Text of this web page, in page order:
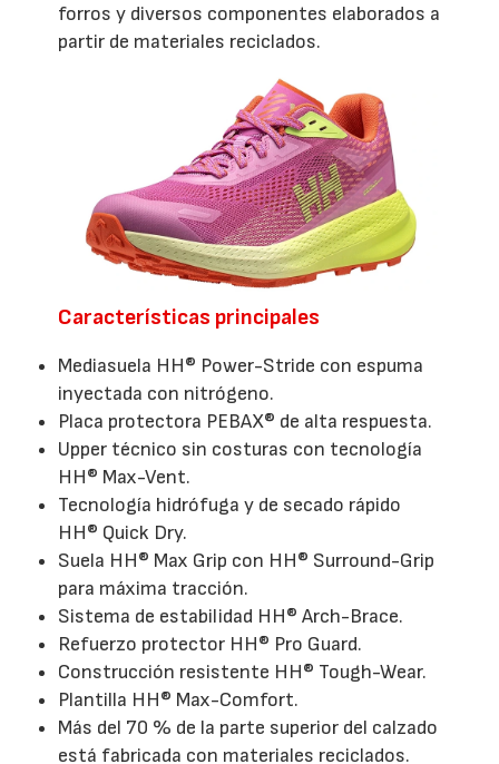
forros y diversos componentes elaborados a
partir de materiales reciclados.
Características principales
Mediasuela HH® Power-Stride con espuma
inyectada con nitrógeno.
Placa protectora PEBAX® de alta respuesta.
Upper técnico sin costuras con tecnología
HH® Max-Vent.
Tecnología hidrófuga y de secado rápido
HH® Quick Dry.
Suela HH® Max Grip con HH® Surround-Grip
para máxima tracción.
Sistema de estabilidad HH® Arch-Brace.
Refuerzo protector HH® Pro Guard.
Construcción resistente HH® Tough-Wear.
Plantilla HH® Max-Comfort.
Más del 70 % de la parte superior del calzado
está fabricada con materiales reciclados.